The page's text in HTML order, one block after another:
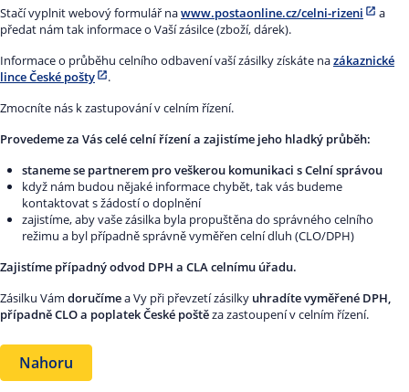
Stačí vyplnit webový formulář nawww.postaonline.cz/celni-rizeni
a
předat nám tak informace o Vaší zásilce (zboží, dárek).
Informace o průběhu celního odbavení vaší zásilky získáte nazákaznické
lince České pošty
.
Zmocníte nás k zastupování v celním řízení.
Provedeme za Vás celé celní řízení a zajistíme jeho hladký průběh:
staneme se partnerem pro veškerou komunikaci s Celní správou
když nám budou nějaké informace chybět, tak vás budeme
kontaktovat s žádostí o doplnění
zajistíme, aby vaše zásilka byla propuštěna do správného celního
režimu a byl případně správně vyměřen celní dluh (CLO/DPH)
Zajistíme případný odvod DPH a CLA celnímu úřadu.
Zásilku Vám doručímea Vy při převzetí zásilky uhradíte vyměřené DPH,
případně CLO a poplatek České poštěza zastoupení v celním řízení.
Nahoru